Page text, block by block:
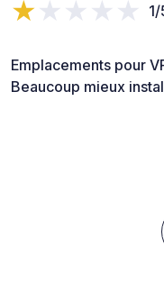
1/
Emplacements pour
Beaucoup mieux